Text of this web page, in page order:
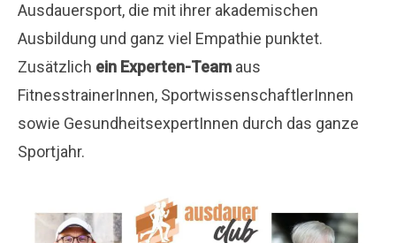
Ausdauersport, die mit ihrer akademischen
Ausbildung und ganz viel Empathie punktet.
Zusätzlich ein Experten-Team aus
FitnesstrainerInnen, SportwissenschaftlerInnen
sowie GesundheitsexpertInnen durch das ganze
Sportjahr.